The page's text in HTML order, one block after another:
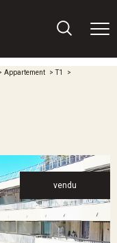
Appartement
T1
vendu